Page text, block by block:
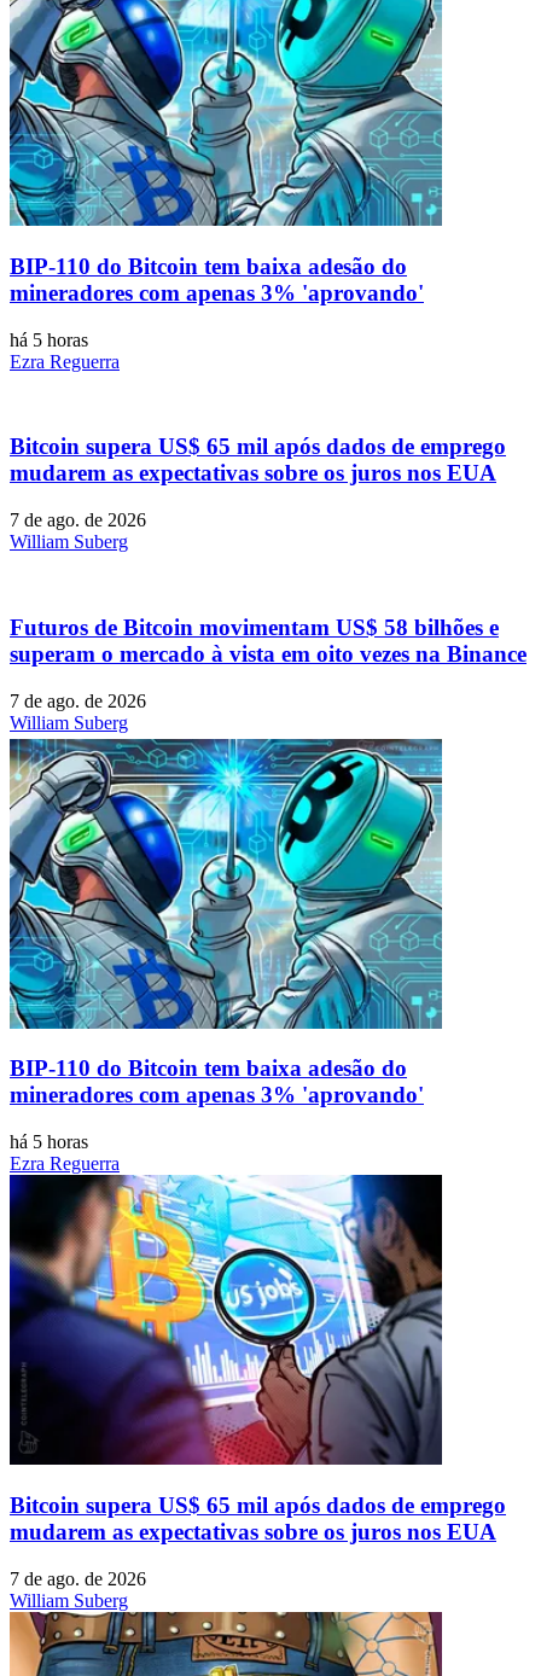
BIP-110 do Bitcoin tem baixa adesão do
mineradores com apenas 3% 'aprovando'
há 5 horas
Ezra Reguerra
Bitcoin supera US$ 65 mil após dados de emprego
mudarem as expectativas sobre os juros nos EUA
7 de ago. de 2026
William Suberg
Futuros de Bitcoin movimentam US$ 58 bilhões e
superam o mercado à vista em oito vezes na Binance
7 de ago. de 2026
William Suberg
BIP-110 do Bitcoin tem baixa adesão do
mineradores com apenas 3% 'aprovando'
há 5 horas
Ezra Reguerra
Bitcoin supera US$ 65 mil após dados de emprego
mudarem as expectativas sobre os juros nos EUA
7 de ago. de 2026
William Suberg